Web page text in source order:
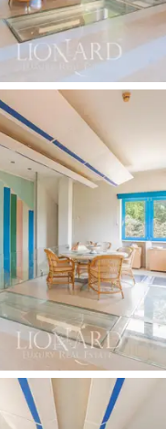
satılık bu lüks villa,
çıkan ve Floransa
sahip,
için ideal bir çözümdür.